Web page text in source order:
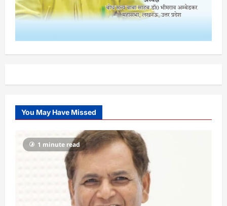
You May Have Missed
1 minute read